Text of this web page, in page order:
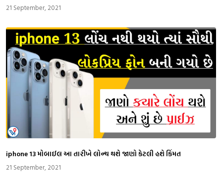
21 September, 2021
iphone 13 મોબાઈલ આ તારીખે લોન્ચ થશે જાણો કેટલી હશે કિંમત
21 September, 2021